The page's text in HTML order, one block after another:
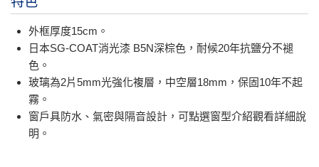
外框厚度15cm。
日本SG-COAT消光漆 B5N深棕色，耐候20年抗鹽分不褪
色。
玻璃為2片5mm光強化複層，中空層18mm，保固10年不起
霧。
窗戶具防水、氣密與隔音設計，可點選窗型介紹觀看詳細說
明。